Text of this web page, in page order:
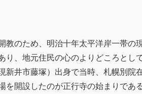
教のため、明治十年太平洋岸一帯の
り、地元住民の心のよりどころと
新井市藤塚）出身で当時、札幌別
を開設したのが正行寺の始まりである